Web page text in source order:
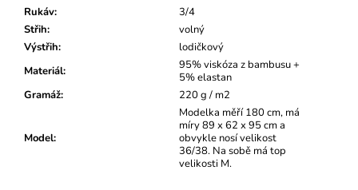
Rukáv:
3/4
Střih:
volný
Výstřih:
lodičkový
Materiál:
95% viskóza z bambusu +
5% elastan
Gramáž: 220 g / m2
Model:
Modelka měří 180 cm, má
míry 89 x 62 x 95 cm a
obvykle nosí velikost
36/38. Na sobě má top
velikosti M.